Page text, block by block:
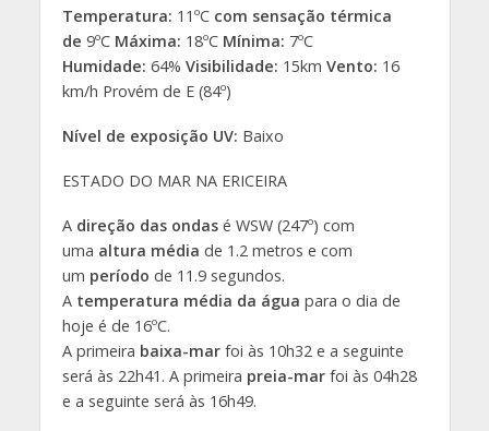
Temperatura: 11ºC com sensação térmica
de 9ºCMáxima: 18ºC Mínima: 7ºC
Humidade: 64% Visibilidade: 15km Vento: 16
km/h Provém de E (84º)
Nível de exposição UV: Baixo
ESTADO DO MAR NA ERICEIRA
A direção das ondasé WSW (247º) com
uma altura média de 1.2 metros e com
um período de 11.9 segundos.
Atemperatura média da água para o dia de
hoje é de 16ºC.
A primeira baixa-marfoi às 10h32 e a seguinte
será às 22h41. A primeira preia-marfoi às 04h28
e a seguinte será às 16h49.